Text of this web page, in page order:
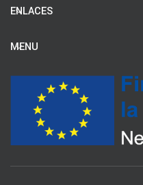
ENLACES
MENU